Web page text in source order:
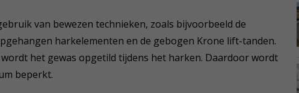
van bewezen technieken, zoals bijvoorbeeld de
harkelementen en de gebogen Krone lift-tanden.
het gewas opgetild tijdens het harken. Daardoor wordt
beperkt.